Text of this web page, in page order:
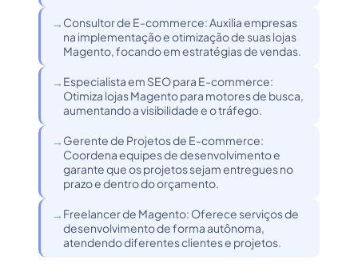
Consultor de E-commerce: Auxilia empresas
na implementação e otimização de suas lojas
Magento, focando em estratégias de vendas.
Especialista em SEO para E-commerce:
Otimiza lojas Magento para motores de busca,
aumentando a visibilidade e o tráfego.
Gerente de Projetos de E-commerce:
Coordena equipes de desenvolvimento e
garante que os projetos sejam entregues no
prazo e dentro do orçamento.
Freelancer de Magento: Oferece serviços de
desenvolvimento de forma autônoma,
atendendo diferentes clientes e projetos.